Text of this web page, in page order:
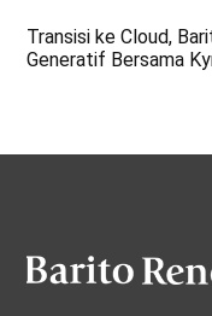
Transisi ke Cloud,
Generatif Bersama